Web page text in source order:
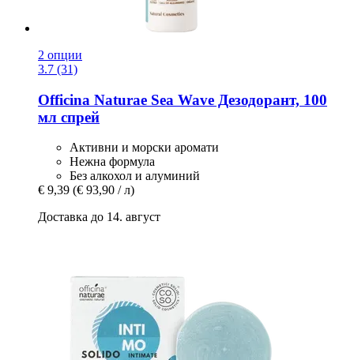
2 опции
3.7 (31)
Officina Naturae Sea Wave Дезодорант, 100
мл спрей
Активни и морски аромати
Нежна формула
Без алкохол и алуминий
€ 9,39 (€ 93,90 / л)
Доставка до 14. август